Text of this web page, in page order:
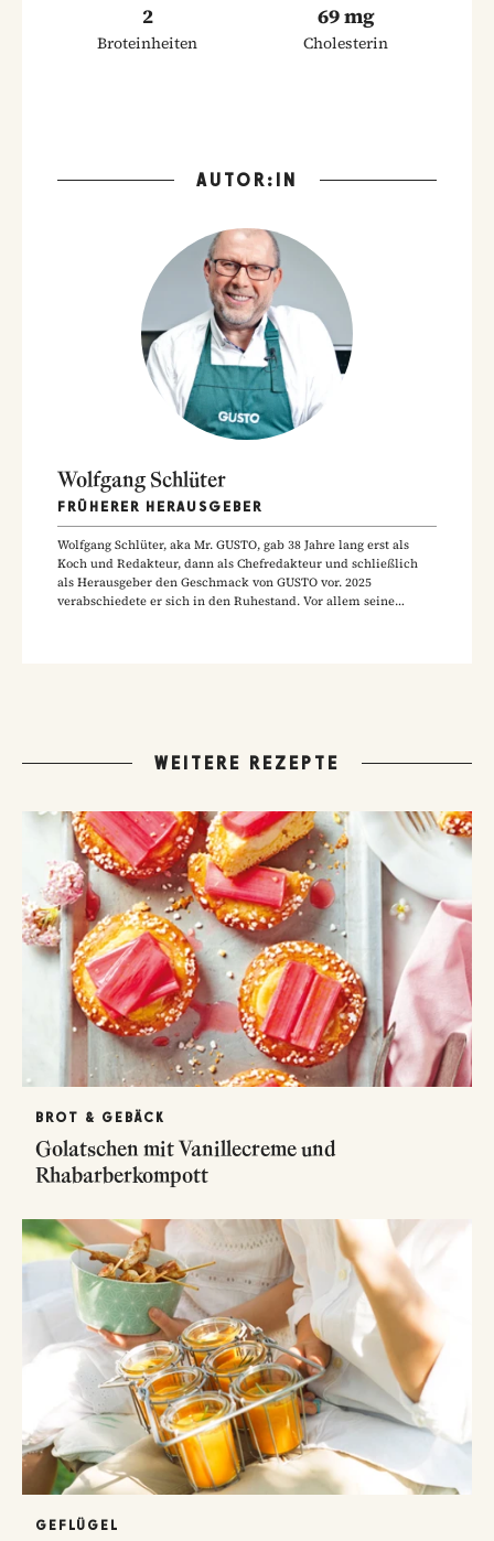
2
Broteinheiten
69 mg
Cholesterin
AUTOR:IN
Wolfgang Schlüter
FRÜHERER HERAUSGEBER
Wolfgang Schlüter, aka Mr. GUSTO, gab 38 Jahre lang erst als
Koch und Redakteur, dann als Chefredakteur und schließlich
als Herausgeber den Geschmack von GUSTO vor. 2025
verabschiedete er sich in den Ruhestand. Vor allem seine
WEITERE REZEPTE
BROT & GEBÄCK
Golatschen mit Vanillecreme und
Rhabarberkompott
GEFLÜGEL